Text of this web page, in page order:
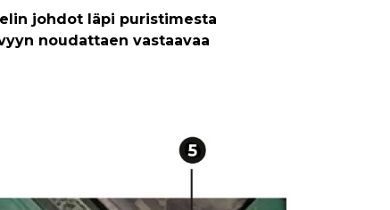
johdot läpi puristimesta
noudattaen vastaavaa